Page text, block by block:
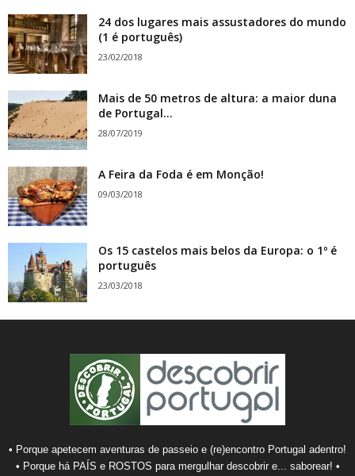
24 dos lugares mais assustadores do mundo
(1 é português)
23/02/2018
Mais de 50 metros de altura: a maior duna
de Portugal...
28/07/2019
A Feira da Foda é em Monção!
09/03/2018
Os 15 castelos mais belos da Europa: o 1º é
português
23/03/2018
• Porque apetecem aventuras de passeio e (re)encontro Portugal adentro!
• Porque há PAÍS e ROSTOS para mergulhar descobrir e... saborear! •